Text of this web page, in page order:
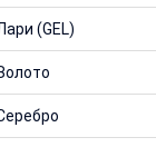
(GEL)